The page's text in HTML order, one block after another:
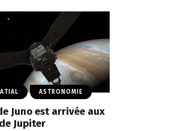
ASTRONOMIE
Juno est arrivée aux
Jupiter